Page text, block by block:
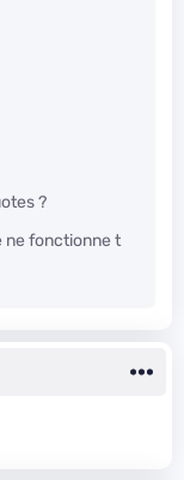
?
ne fonctionne t